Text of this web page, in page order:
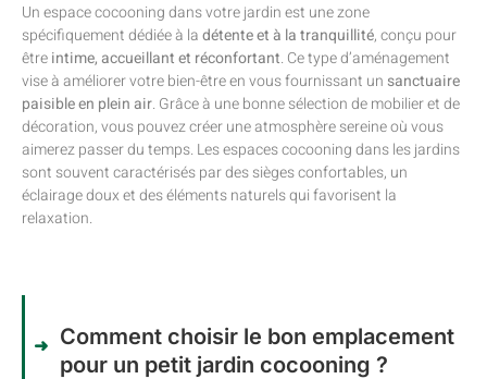
Un espace cocooning dans votre jardin est une zone
spécifiquement dédiée à ladétente et à la tranquillité, conçu pour
êtreintime, accueillant et réconfortant. Ce type d’aménagement
vise à améliorer votre bien-être en vous fournissant un sanctuaire
paisible en plein air. Grâce à une bonne sélection de mobilier et de
décoration, vous pouvez créer une atmosphère sereine où vous
aimerez passer du temps. Les espaces cocooning dans les jardins
sont souvent caractérisés par des sièges confortables, un
éclairage doux et des éléments naturels qui favorisent la
relaxation.
Comment choisir le bon emplacement
pour un petit jardin cocooning ?